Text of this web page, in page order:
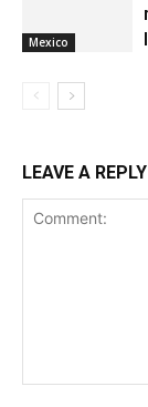
Mexico
LEAVE A REPLY